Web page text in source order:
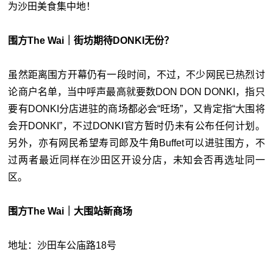
为沙田美食集中地！
围方The Wai｜街坊期待DONKI无份？
虽然距离围方开幕仍有一段时间，不过，不少网民已热烈讨
论商户名单，当中呼声最高就要数DON DON DONKI，指只
要有DONKI分店进驻的商场都必会“旺场”，又肯定指“大围将
会开DONKI”，不过DONKI官方暂时仍未有公布任何计划。
另外，亦有网民希望寿司郎及牛角Buffet可以进驻围方，不
过两者最近同样在沙田区开设分店，未知会否再选址同一
区。
围方The Wai｜大围站新商场
地址：沙田车公庙路18号